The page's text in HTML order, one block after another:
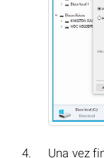
Una vez